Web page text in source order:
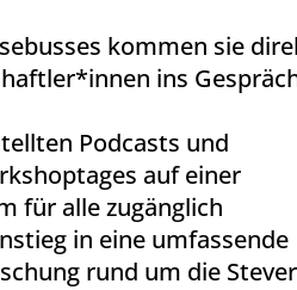
kommen sie
ins
Podcasts und
auf einer
für alle zugänglich
in eine umfassende
rund um die